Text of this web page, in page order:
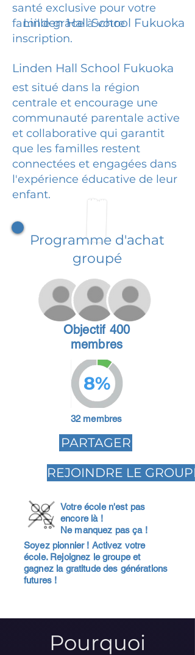
santé exclusive pour votre
famille grâce à votre
inscription.
Linden Hall School Fukuoka
Linden Hall School Fukuoka
est situé dans la région
centrale et encourage une
communauté parentale active
et collaborative qui garantit
que les familles restent
connectées et engagées dans
l'expérience éducative de leur
enfant.
Programme d'achat
groupé
Objectif 400
membres
8%
32 membres
PARTAGER
REJOINDRE LE GROUPE
Votre école n'est pas
encore là !
Ne manquez pas ça !
Soyez pionnier ! Activez votre
école. Rejoignez le groupe et
gagnez la gratitude des générations
futures !
Pourquoi